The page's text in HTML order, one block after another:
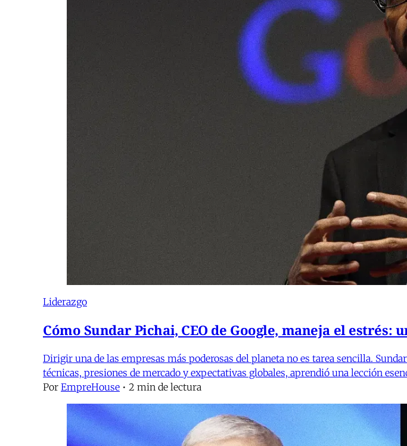
Liderazgo
Cómo Sundar Pichai, CEO de Google, maneja el
Dirigir una de las empresas más poderosas del planeta no es tarea sencilla.
técnicas, presiones de mercado y expectativas globales, aprendió una lección
Por EmpreHouse • 2 min de lectura